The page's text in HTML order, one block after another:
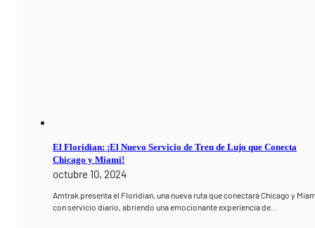
El Floridian: ¡El Nuevo Servicio de Tren de Lujo que Conecta
Chicago y Miami!
octubre 10, 2024
Amtrak presenta el Floridian, una nueva ruta que conectará Chicago y
con servicio diario, abriendo una emocionante experiencia de…